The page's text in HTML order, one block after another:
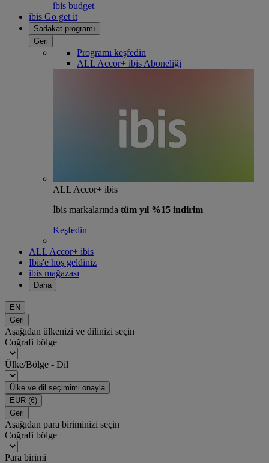
ibis budget
ibis Go get it
Sadakat programı
Geri
Programı keşfedin
ALL Accor+ ibis Aboneliği
ALL Accor+ ibis
İbis markalarında tüm yıl %15 indirim
Keşfedin
ALL Accor+ ibis
Ibis'e hoş geldiniz
ibis mağazası
Daha
EN
Geri
Aşağıdan ülkenizi ve dilinizi seçin
Coğrafi bölge
Ülke/Bölge - Dil
Ülke ve dil seçimimi onayla
EUR (€)
Geri
Aşağıdan para biriminizi seçin
Coğrafi bölge
Para birimi